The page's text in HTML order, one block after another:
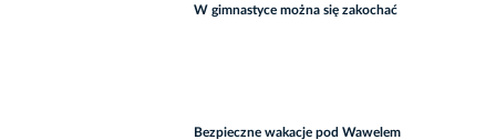
W gimnastyce można się zakochać
Bezpieczne wakacje pod Wawelem